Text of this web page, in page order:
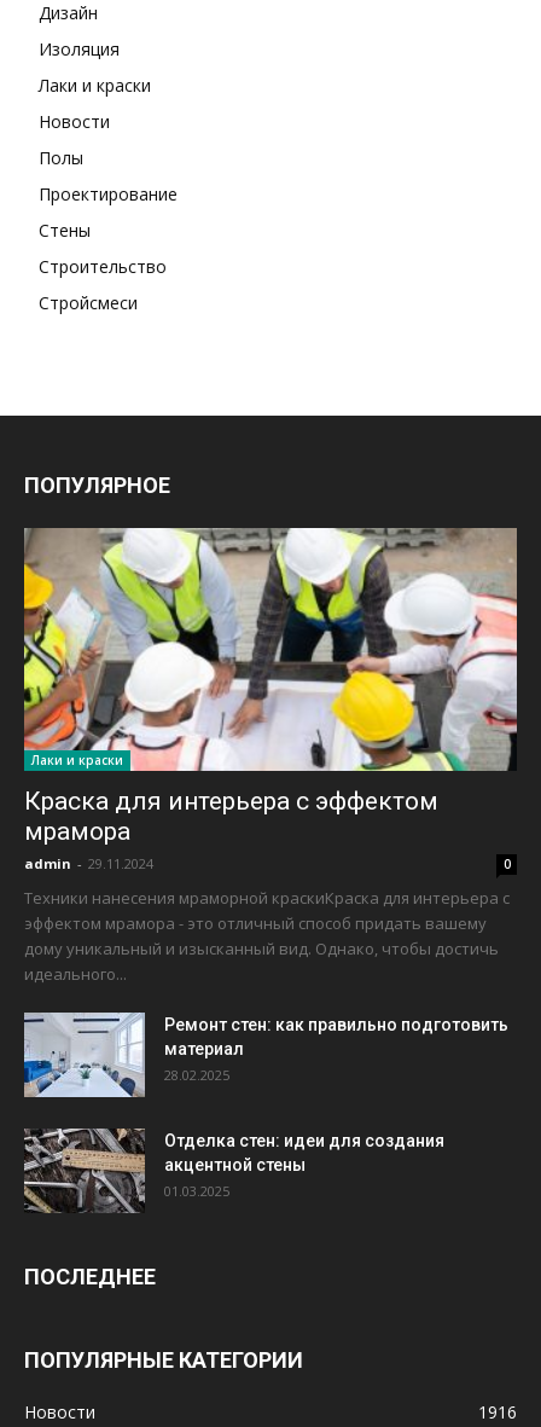
Дизайн
Изоляция
Лаки и краски
Новости
Полы
Проектирование
Стены
Строительство
Стройсмеси
ПОПУЛЯРНОЕ
Лаки и краски
Краска для интерьера с эффектом
мрамора
admin - 29.11.2024 0
Техники нанесения мраморной краскиКраска для интерьера с
эффектом мрамора - это отличный способ придать вашему
дому уникальный и изысканный вид. Однако, чтобы достичь
идеального...
Ремонт стен: как правильно подготовить
материал
28.02.2025
Отделка стен: идеи для создания
акцентной стены
01.03.2025
ПОСЛЕДНЕЕ
ПОПУЛЯРНЫЕ КАТЕГОРИИ
Новости 1916